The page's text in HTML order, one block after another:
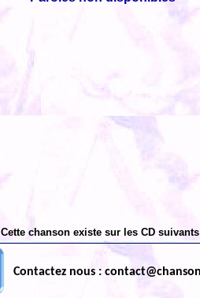
Cette chanson existe sur les CD
Contactez nous :